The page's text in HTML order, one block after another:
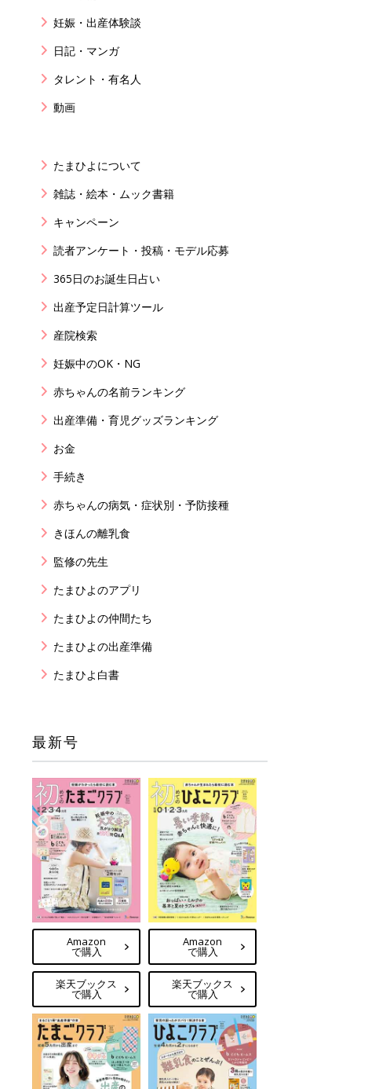
妊娠・出産体験談
日記・マンガ
タレント・有名人
動画
たまひよについて
雑誌・絵本・ムック書籍
キャンペーン
読者アンケート・投稿・モデル応募
365日のお誕生日占い
出産予定日計算ツール
産院検索
妊娠中のOK・NG
赤ちゃんの名前ランキング
出産準備・育児グッズランキング
お金
手続き
赤ちゃんの病気・症状別・予防接種
きほんの離乳食
監修の先生
たまひよのアプリ
たまひよの仲間たち
たまひよの出産準備
たまひよ白書
最新号
Amazon
で購入
楽天ブックス
で購入
Amazon
で購入
楽天ブックス
で購入